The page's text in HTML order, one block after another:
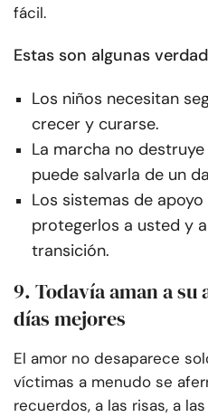
fácil.
Estas son algunas
Los niños necesitan
crecer y curarse.
La marcha no
puede salvarla de un
Los sistemas de
protegerlos a usted y
transición.
9. Todavía aman a
días mejores
El amor no desaparece
víctimas a menudo se
recuerdos, a las risas, a